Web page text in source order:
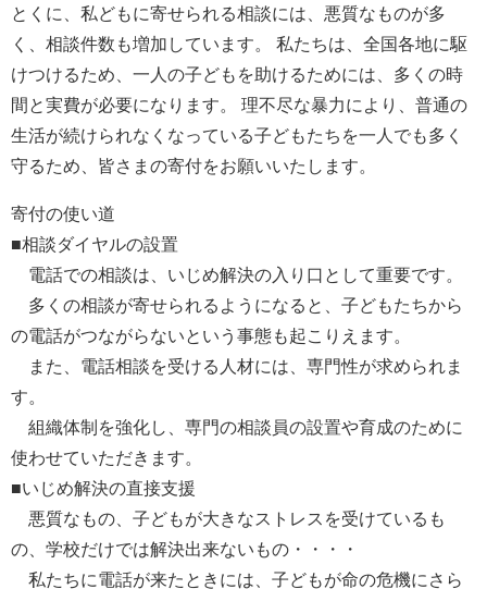
とくに、私どもに寄せられる相談には、悪質なものが多
く、相談件数も増加しています。 私たちは、全国各地に駆
けつけるため、一人の子どもを助けるためには、多くの時
間と実費が必要になります。 理不尽な暴力により、普通の
生活が続けられなくなっている子どもたちを一人でも多く
守るため、皆さまの寄付をお願いいたします。
寄付の使い道
■相談ダイヤルの設置
電話での相談は、いじめ解決の入り口として重要です。
多くの相談が寄せられるようになると、子どもたちから
の電話がつながらないという事態も起こりえます。
また、電話相談を受ける人材には、専門性が求められま
す。
組織体制を強化し、専門の相談員の設置や育成のために
使わせていただきます。
■いじめ解決の直接支援
悪質なもの、子どもが大きなストレスを受けているも
の、学校だけでは解決出来ないもの・・・・
私たちに電話が来たときには、子どもが命の危機にさら